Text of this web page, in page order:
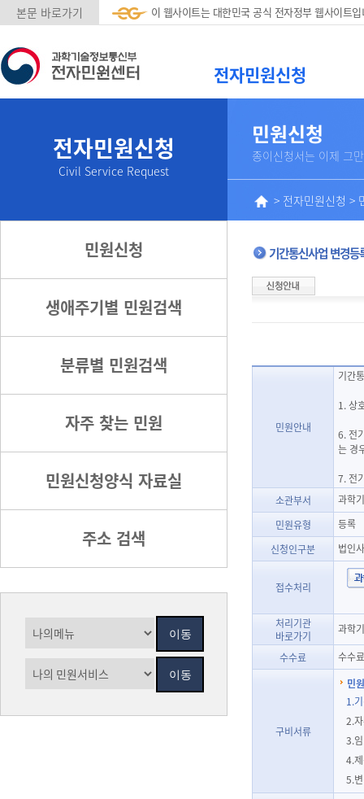
본문 바로가기 이 웹사이트는 대한민국 공식 전자정부 웹사이트
전자민원신청
전자민원신청
Civil Service Request
민원신청
생애주기별 민원검색
분류별 민원검색
자주 찾는 민원
민원신청양식 자료실
주소 검색
민원신청
종이신청서는 이제 그
> 전자민원신청 >
기간통신사업 변경
민원안내
기간
1. 상
6. 전
는 경
7. 전
소관부서
과학
민원유형
등록
신청인구분
법인
접수처리
처리기관
바로가기
과학
수수료 수수
구비서류
민
1.
2.
3.
4.
5.